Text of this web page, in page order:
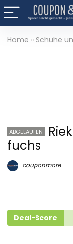
Home » Schuhe
ABGELAUFEN
fuchs
couponmore
Deal-Score